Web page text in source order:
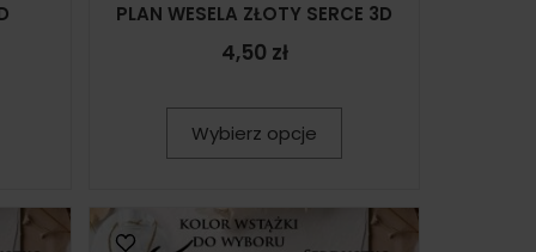
PLAN WESELA ZŁOTY SERCE 3D
4,50 zł
Wybierz opcje